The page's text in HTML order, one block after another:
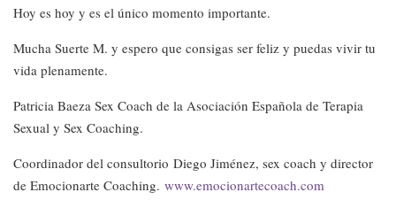
Hoy es hoy y es el único momento importante.
Mucha Suerte M. y espero que consigas ser feliz y puedas vivir tu
vida plenamente.
Patricia Baeza Sex Coach de la Asociación Española de Terapia
Sexual y Sex Coaching.
Coordinador del consultorio Diego Jiménez, sex coach y director
de Emocionarte Coaching. www.emocionartecoach.com